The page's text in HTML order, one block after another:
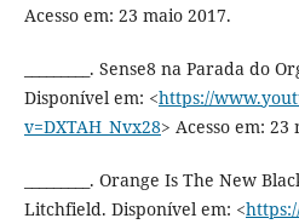
Acesso em: 23 maio 2017.
_________. Sense8 na Parada do
Disponível em: <https://
v=DXTAH_Nvx28> Acesso em: 23
_________. Orange Is The New
Litchfield. Disponível em: <